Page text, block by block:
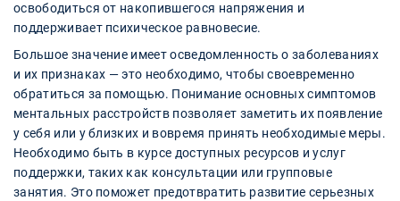
освободиться от накопившегося напряжения и
поддерживает психическое равновесие.
Большое значение имеет осведомленность о заболеваниях
и их признаках — это необходимо, чтобы своевременно
обратиться за помощью. Понимание основных симптомов
ментальных расстройств позволяет заметить их появление
у себя или у близких и вовремя принять необходимые меры.
Необходимо быть в курсе доступных ресурсов и услуг
поддержки, таких как консультации или групповые
занятия. Это поможет предотвратить развитие серьезных